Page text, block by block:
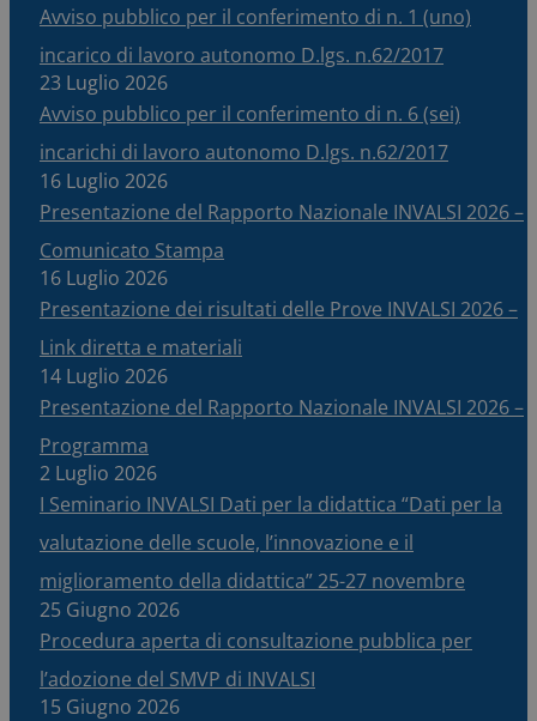
Avviso pubblico per il conferimento di n. 1 (uno)
incarico di lavoro autonomo D.lgs. n.62/2017
23 Luglio 2026
Avviso pubblico per il conferimento di n. 6 (sei)
incarichi di lavoro autonomo D.lgs. n.62/2017
16 Luglio 2026
Presentazione del Rapporto Nazionale INVALSI 2026 –
Comunicato Stampa
16 Luglio 2026
Presentazione dei risultati delle Prove INVALSI 2026 –
Link diretta e materiali
14 Luglio 2026
Presentazione del Rapporto Nazionale INVALSI 2026 –
Programma
2 Luglio 2026
I Seminario INVALSI Dati per la didattica “Dati per la
valutazione delle scuole, l’innovazione e il
miglioramento della didattica” 25-27 novembre
25 Giugno 2026
Procedura aperta di consultazione pubblica per
l’adozione del SMVP di INVALSI
15 Giugno 2026